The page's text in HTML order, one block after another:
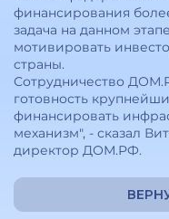
финансирования
задача на данном
мотивировать
страны.
Сотрудничество
готовность
финансировать
механизм", - сказал
директор ДОМ.РФ.